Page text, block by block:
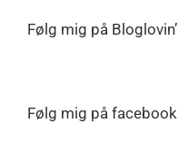
Følg mig på Bloglovin’
Følg mig på facebook